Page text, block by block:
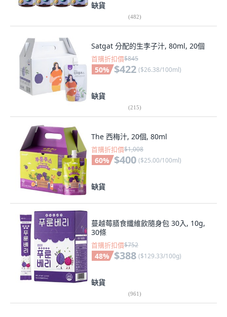
缺貨
(482)
Satgat 分配的生李子汁, 80ml, 20個
首購折扣價$845
50% $422 ($26.38/100ml)
缺貨
(215)
The 西梅汁, 20個, 80ml
首購折扣價$1,008
60% $400 ($25.00/100ml)
缺貨
蔓越莓膳食纖維飲隨身包 30入, 10g,
30條
首購折扣價$752
48% $388 ($129.33/100g)
缺貨
(961)